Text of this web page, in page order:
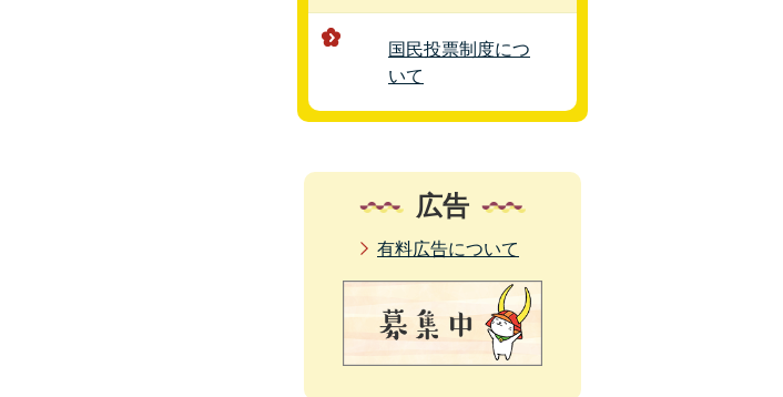
国民投票制度につ
いて
広告
有料広告について